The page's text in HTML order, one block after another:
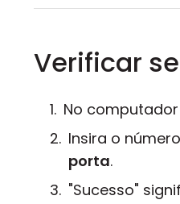
Verificar
No
Insira o
porta.
"Sucesso"